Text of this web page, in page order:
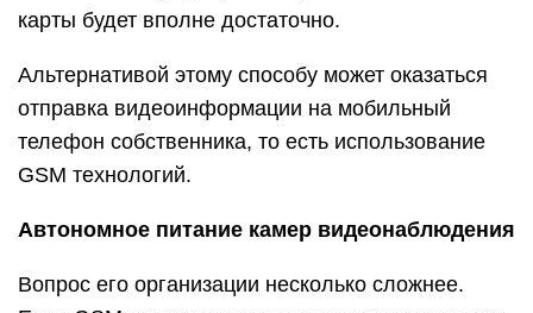
карты будет вполне достаточно.
Альтернативой этому способу может оказаться
отправка видеоинформации на мобильный
телефон собственника, то есть использование
GSM технологий.
Автономное питание камер видеонаблюдения
Вопрос его организации несколько сложнее.